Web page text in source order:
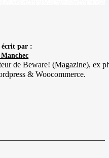
par :
de Beware! (Magazine), ex
& Woocommerce.